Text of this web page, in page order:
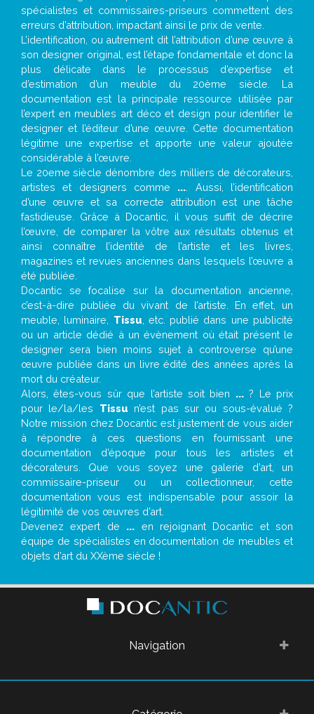
spécialistes et commissaires-priseurs commettent des
erreurs d’attribution, impactant ainsi le prix de vente.
L’identification, ou autrement dit l’attribution d’une œuvre à
son designer original, est l’étape fondamentale et donc la
plus délicate dans le processus d’expertise et
d’estimation d’un meuble du 20ème siècle. La
documentation est la principale ressource utilisée par
l’expert en meubles art déco et design pour identifier le
designer et l’éditeur d’une œuvre. Cette documentation
légitime une expertise et apporte une valeur ajoutée
considérable à l’œuvre.
Le 20eme siècle dénombre des milliers de décorateurs,
artistes et designers comme ... . Aussi, l’identification
d’une œuvre et sa correcte attribution est une tâche
fastidieuse. Grâce à Docantic, il vous suffit de décrire
l’œuvre, de comparer la vôtre aux résultats obtenus et
ainsi connaître l’identité de l’artiste et les livres,
magazines et revues anciennes dans lesquels l’œuvre a
été publiée.
Docantic se focalise sur la documentation ancienne,
c’est-à-dire publiée du vivant de l’artiste. En effet, un
meuble, luminaire, Tissu , etc. publié dans une publicité
ou un article dédié à un évènement où était présent le
designer sera bien moins sujet à controverse qu’une
œuvre publiée dans un livre édité des années après la
mort du créateur.
Alors, êtes-vous sûr que l’artiste soit bien ...? Le prix
pour le/la/les Tissu n’est pas sur ou sous-évalué ?
Notre mission chez Docantic est justement de vous aider
à répondre à ces questions en fournissant une
documentation d’époque pour tous les artistes et
décorateurs. Que vous soyez une galerie d’art, un
commissaire-priseur ou un collectionneur, cette
documentation vous est indispensable pour assoir la
légitimité de vos œuvres d’art.
Devenez expert de ... en rejoignant Docantic et son
équipe de spécialistes en documentation de meubles et
objets d’art du XXème siècle !
Navigation